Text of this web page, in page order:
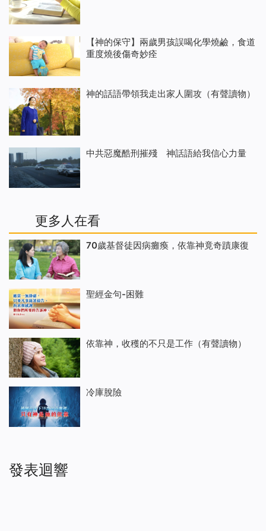
【神的保守】兩歲男孩誤喝化學燒鹼，食道
重度燒後傷奇妙痊
神的話語帶領我走出家人圍攻（有聲讀物）
中共惡魔酷刑摧殘 神話語給我信心力量
更多人在看
70歲基督徒因病癱瘓，依靠神竟奇蹟康復
聖經金句-困難
依靠神，收穫的不只是工作（有聲讀物）
冷庫脫險
發表迴響